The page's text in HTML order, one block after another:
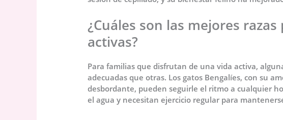
¿Cuáles son las mejores
activas?
Para familias que disfrutan de una vida activa,
adecuadas que otras. Los gatos Bengalíes, con su
desbordante, pueden seguirle el ritmo a cualquier
el agua y necesitan ejercicio regular para